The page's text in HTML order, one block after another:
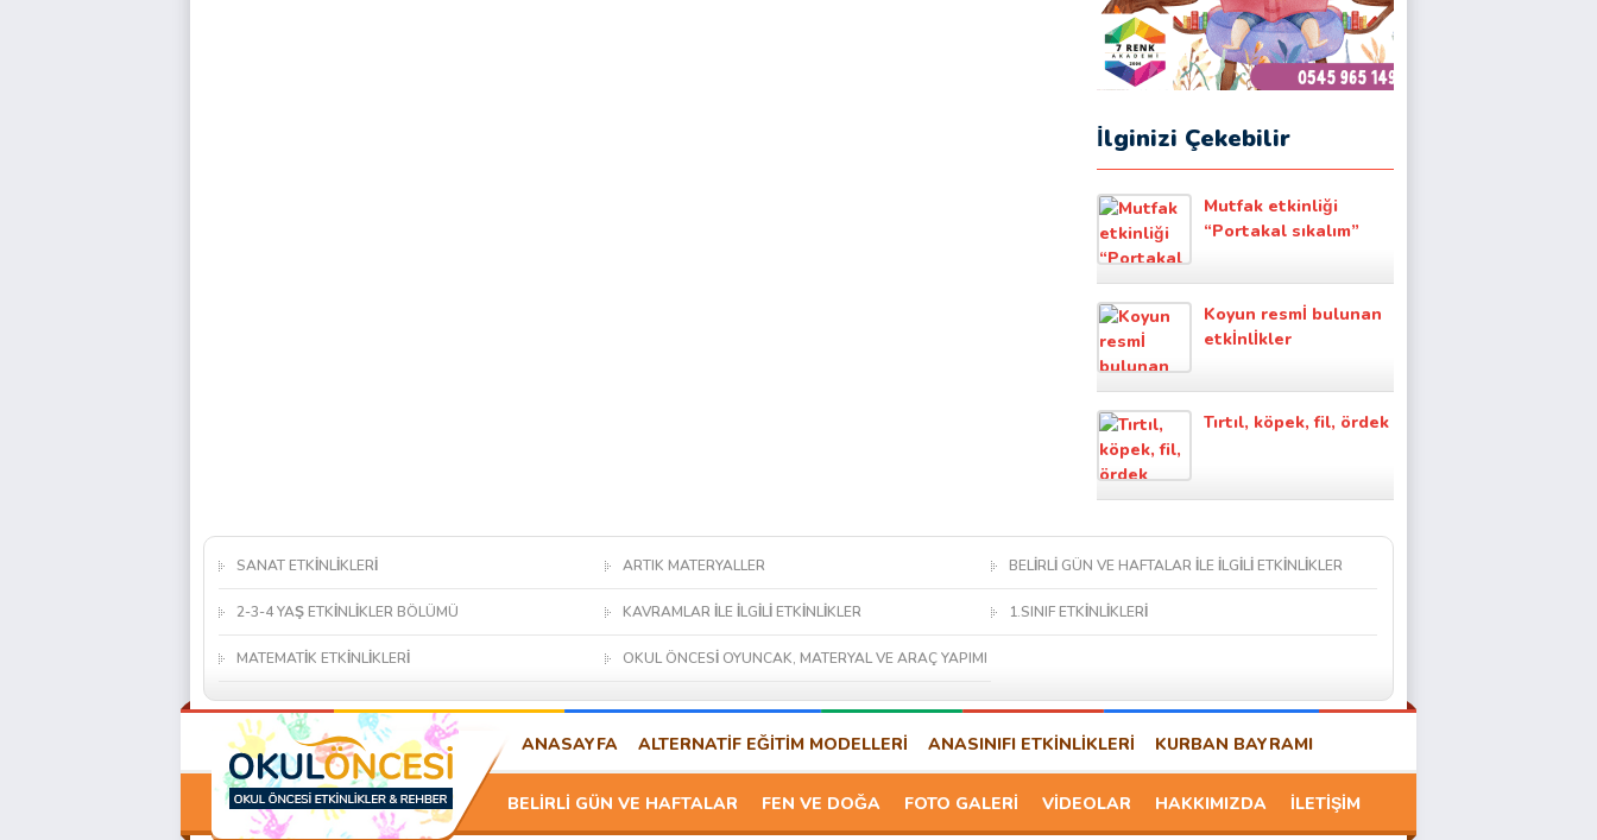
İlginizi Çekebilir
Mutfak etkinliği
“Portakal sıkalım”
Koyun resmİ bulunan
etkİnlİkler
Tırtıl, köpek, fil, ördek
SANAT ETKİNLİKLERİ ARTIK MATERYALLER BELİRLİ GÜN VE HAFTALAR İLE İLGİLİ ETKİNLİKLER
2-3-4 YAŞ ETKİNLİKLER BÖLÜMÜ KAVRAMLAR İLE İLGİLİ ETKİNLİKLER 1.SINIF ETKİNLİKLERİ
MATEMATİK ETKİNLİKLERİ OKUL ÖNCESİ OYUNCAK, MATERYAL VE ARAÇ YAPIMI
ANASAYFA ALTERNATİF EĞİTİM MODELLERİ ANASINIFI ETKİNLİKLERİ KURBAN BAYRAMI
BELİRLİ GÜN VE HAFTALAR FEN VE DOĞA FOTO GALERİ VİDEOLAR HAKKIMIZDA İLETİŞİM